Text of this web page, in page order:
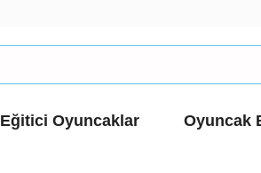
Eğitici Oyuncaklar Oyuncak